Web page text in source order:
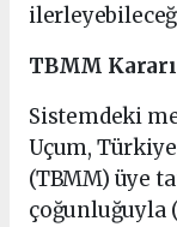
TBMM
Sistemdeki
Uçum,
(TBMM) üye